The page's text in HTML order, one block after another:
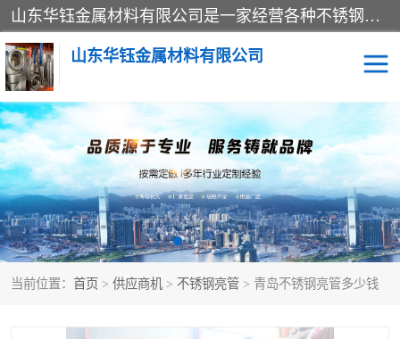
山东华钰金属材料有限公司是一家经营各种不锈钢管材、板材、圆钢、法兰、封头、型材等产品的公司；主营产品有：不锈钢管，激光切割，管件标准件，不锈钢圆钢，不锈钢人孔，不锈钢亮管，不锈钢角钢，不锈钢加工，不锈钢管子，不锈钢工业方管，不锈钢封头，不锈钢法兰，不锈钢阀门，不锈钢槽钢，不锈钢扁钢，不锈钢板等；可为客户制作各种规格的型材及不锈钢配件、非标准件及各种容器具等，能满足客户的不同采购要求。
山东华钰金属材料有限公司
当前位置： 首页 > 供应商机 > 不锈钢亮管 > 青岛不锈钢亮管多少钱
不锈钢管 激光切割
管件标准件 不锈钢圆钢
不锈钢人孔 不锈钢亮管
不锈钢角钢 不锈钢加工
不锈钢板 不锈钢工业方管